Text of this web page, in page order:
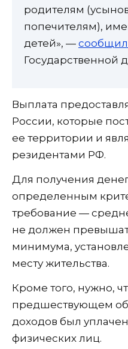
родителям
попечителям),
детей», —
Государственной
Выплата
России, которые
ее территории и
резидентами РФ.
Для получения
определенным
требование —
не должен
минимума,
месту жительства.
Кроме того, нужно,
предшествующем
доходов был
физических лиц.